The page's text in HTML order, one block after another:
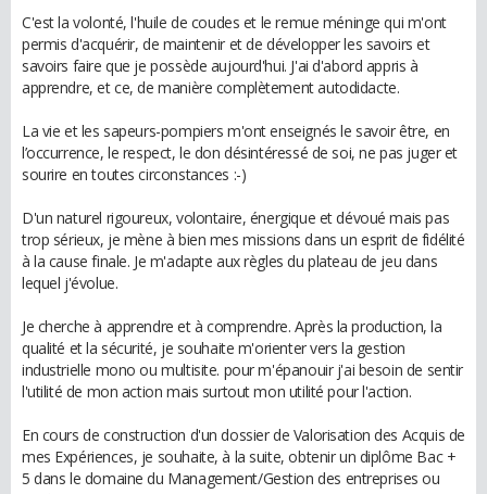
C'est la volonté, l'huile de coudes et le remue méninge qui m'ont
permis d'acquérir, de maintenir et de développer les savoirs et
savoirs faire que je possède aujourd'hui. J'ai d'abord appris à
apprendre, et ce, de manière complètement autodidacte.
La vie et les sapeurs-pompiers m'ont enseignés le savoir être, en
l’occurrence, le respect, le don désintéressé de soi, ne pas juger et
sourire en toutes circonstances :-)
D'un naturel rigoureux, volontaire, énergique et dévoué mais pas
trop sérieux, je mène à bien mes missions dans un esprit de fidélité
à la cause finale. Je m'adapte aux règles du plateau de jeu dans
lequel j'évolue.
Je cherche à apprendre et à comprendre. Après la production, la
qualité et la sécurité, je souhaite m'orienter vers la gestion
industrielle mono ou multisite. pour m'épanouir j'ai besoin de sentir
l'utilité de mon action mais surtout mon utilité pour l'action.
En cours de construction d'un dossier de Valorisation des Acquis de
mes Expériences, je souhaite, à la suite, obtenir un diplôme Bac +
5 dans le domaine du Management/Gestion des entreprises ou